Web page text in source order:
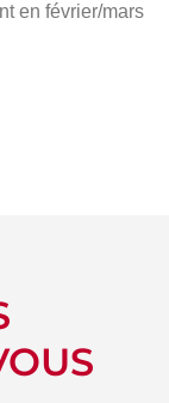
en février/mars